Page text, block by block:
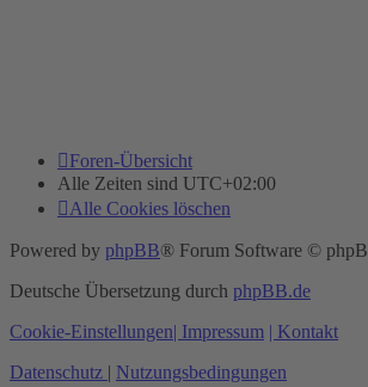
Foren-Übersicht
Alle Zeiten sind UTC+02:00
Alle Cookies löschen
Powered by phpBB® Forum Software ©
Deutsche Übersetzung durch phpBB.de
Cookie-Einstellungen| Impressum | Kontakt
Datenschutz | Nutzungsbedingungen